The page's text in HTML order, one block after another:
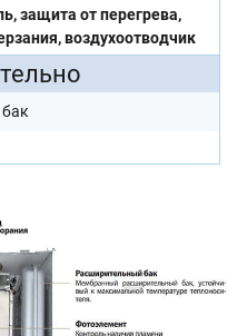
защита от перегрева,
воздухоотводчик